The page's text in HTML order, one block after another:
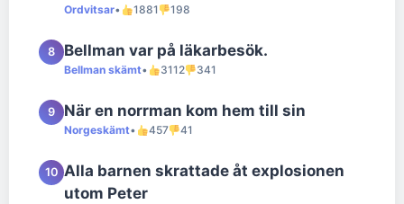
Ordvitsar• 1881 198
8 Bellman var på läkarbesök.
Bellman skämt• 3112 341
9 När en norrman kom hem till sin
Norgeskämt• 457 41
10 Alla barnen skrattade åt explosionen
utom Peter